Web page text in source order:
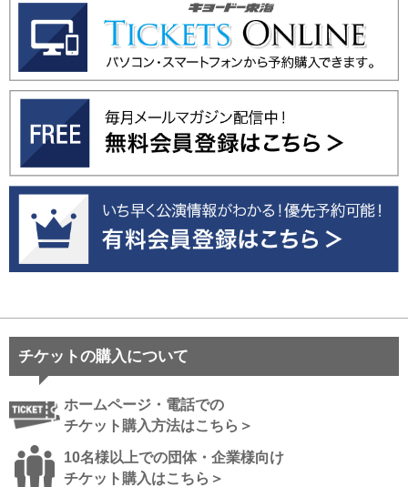
チケットの購入について
ホームページ・電話での
チケット購入方法はこちら＞
10名様以上での団体・企業様向け
チケット購入はこちら＞